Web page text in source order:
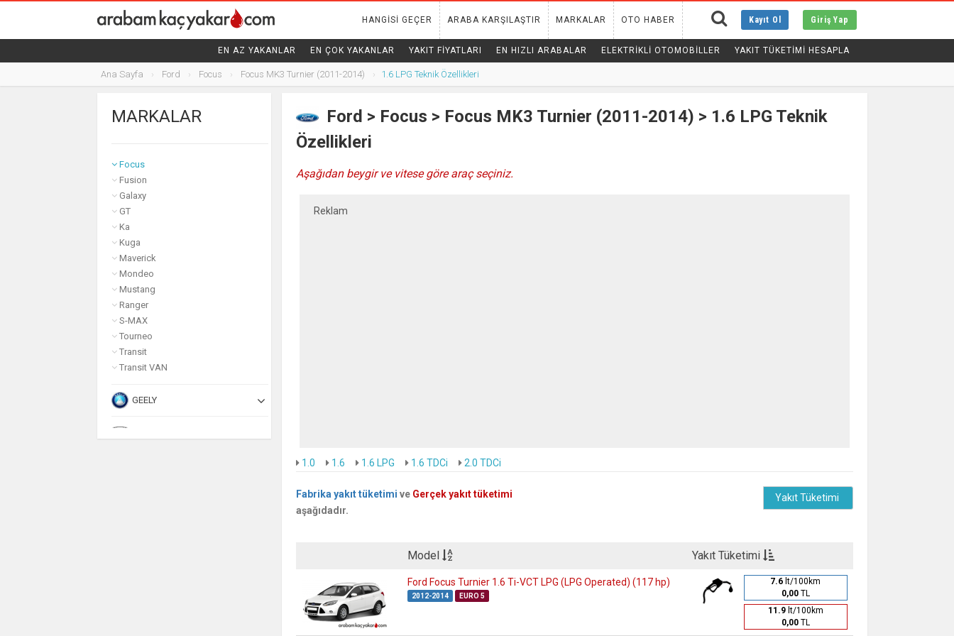
Kayıt Ol Giriş Yap
HANGISI GEÇER ARABA KARŞILAŞTIR MARKALAR OTO HABER
EN AZ YAKANLAR EN ÇOK YAKANLAR YAKIT FIYATLARI EN HIZLI ARABALAR ELEKTRIKLI OTOMOBILLER YAKIT TÜKETİMİ HESAPLA
Ana Sayfa Ford Focus Focus MK3 Turnier (2011-2014) 1.6 LPG Teknik Özellikleri
MARKALAR
FIAT
FORD
B-MAX
EcoSport
Focus
Fusion
Galaxy
GT
Ka
Kuga
Maverick
Mondeo
Mustang
Ranger
S-MAX
Tourneo
Transit
Transit VAN
GEELY
Ford > Focus > Focus MK3 Turnier (2011-2014) > 1.6 LPG Teknik
Özellikleri
Aşağıdan beygir ve vitese göre araç seçiniz.
Reklam
1.0 1.6 1.6 LPG 1.6 TDCi 2.0 TDCi
Fabrika yakıt tüketimi ve Gerçek yakıt tüketimi
aşağıdadır.
Yakıt Tüketimi
Model Yakıt Tüketimi
Ford Focus Turnier 1.6 Ti-VCT LPG (LPG Operated) (117 hp)
2012-2014 EURO 5
7.6 lt/100km
0,00TL
11.9lt/100km
0,00TL